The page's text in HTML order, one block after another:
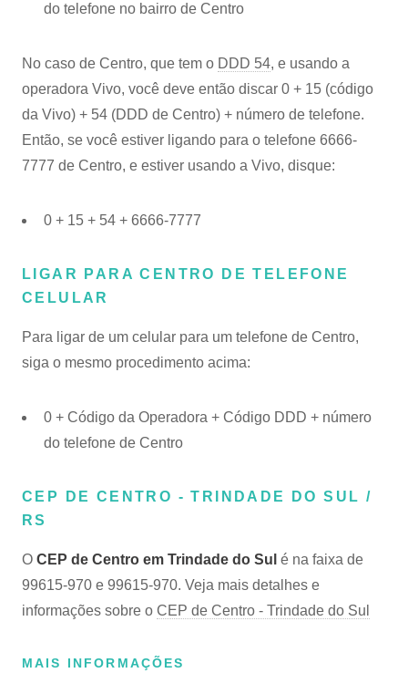
do telefone no bairro de Centro
No caso de Centro, que tem o DDD 54, e usando a
operadora Vivo, você deve então discar 0 + 15 (código
da Vivo) + 54 (DDD de Centro) + número de telefone.
Então, se você estiver ligando para o telefone 6666-
7777 de Centro, e estiver usando a Vivo, disque:
0 + 15 + 54 + 6666-7777
LIGAR PARA CENTRO DE TELEFONE
CELULAR
Para ligar de um celular para um telefone de Centro,
siga o mesmo procedimento acima:
0 + Código da Operadora + Código DDD + número
do telefone de Centro
CEP DE CENTRO - TRINDADE DO SUL /
RS
O CEP de Centro em Trindade do Sul é na faixa de
99615-970 e 99615-970. Veja mais detalhes e
informações sobre o CEP de Centro - Trindade do Sul
MAIS INFORMAÇÕES